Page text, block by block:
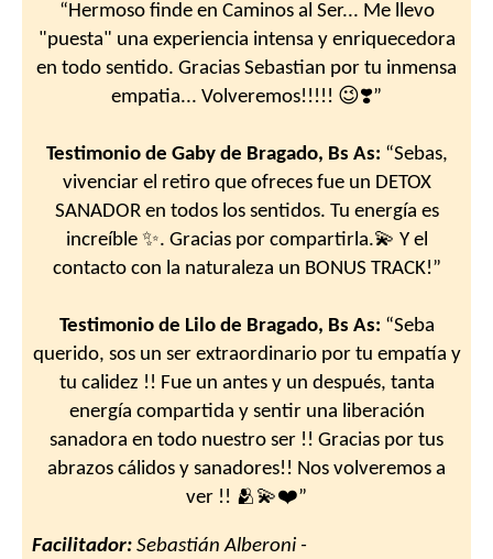
“Hermoso finde en Caminos al Ser... Me llevo
"puesta" una experiencia intensa y enriquecedora
en todo sentido. Gracias Sebastian por tu inmensa
empatia... Volveremos!!!!! 😉❣️”
Testimonio de Gaby de Bragado, Bs As: “Sebas,
vivenciar el retiro que ofreces fue un DETOX
SANADOR en todos los sentidos. Tu energía es
increíble ✨️. Gracias por compartirla.💫 Y el
contacto con la naturaleza un BONUS TRACK!”
Testimonio de Lilo de Bragado, Bs As: “Seba
querido, sos un ser extraordinario por tu empatía y
tu calidez !! Fue un antes y un después, tanta
energía compartida y sentir una liberación
sanadora en todo nuestro ser !! Gracias por tus
abrazos cálidos y sanadores!! Nos volveremos a
ver !! 🫂💫❤️”
Facilitador: Sebastián Alberoni -